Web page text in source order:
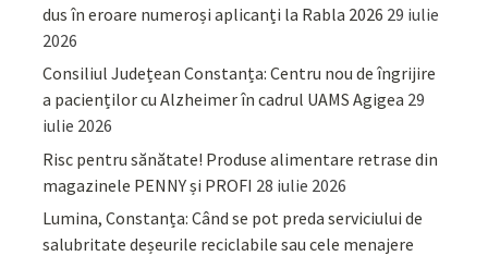
dus în eroare numeroși aplicanți la Rabla 2026 29 iulie
2026
Consiliul Județean Constanța: Centru nou de îngrijire
a pacienților cu Alzheimer în cadrul UAMS Agigea 29
iulie 2026
Risc pentru sănătate! Produse alimentare retrase din
magazinele PENNY și PROFI 28 iulie 2026
Lumina, Constanța: Când se pot preda serviciului de
salubritate deșeurile reciclabile sau cele menajere